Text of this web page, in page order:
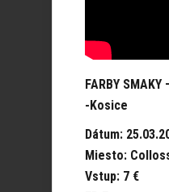
FARBY
-Kosice
Dátum:
Miesto:
Vstup: 7 €